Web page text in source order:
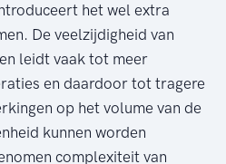
het wel extra
De veelzijdigheid van
leidt vaak tot meer
en daardoor tot tragere
op het volume van de
kunnen worden
complexiteit van